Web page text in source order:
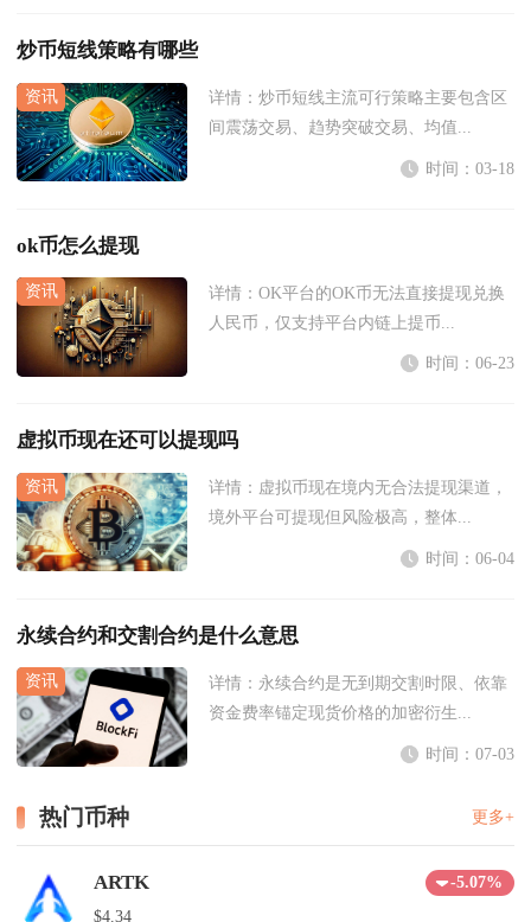
炒币短线策略有哪些
详情： 炒币短线主流可行策略主要包含区
间震荡交易、趋势突破交易、均值...
时间：03-18
ok币怎么提现
详情： OK平台的OK币无法直接提现兑换
人民币，仅支持平台内链上提币...
时间：06-23
虚拟币现在还可以提现吗
详情： 虚拟币现在境内无合法提现渠道，
境外平台可提现但风险极高，整体...
时间：06-04
永续合约和交割合约是什么意思
详情： 永续合约是无到期交割时限、依靠
资金费率锚定现货价格的加密衍生...
时间：07-03
热门币种 更多+
ARTK
-5.07%
$4.34